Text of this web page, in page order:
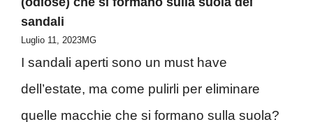
sandali
Luglio 11, 2023MG
I sandali aperti sono un must have
dell’estate, ma come pulirli per eliminare
quelle macchie che si formano sulla suola?